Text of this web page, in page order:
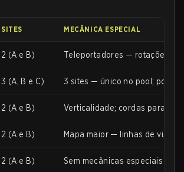
SITES MECÂNICA ESPECIAL
2 (A e B) Teleportadores — rotações
3 (A, B e C) 3 sites — único no pool; portas
2 (A e B) Verticalidade; cordas para
2 (A e B) Mapa maior — linhas de visão
2 (A e B) Sem mecânicas especiais —